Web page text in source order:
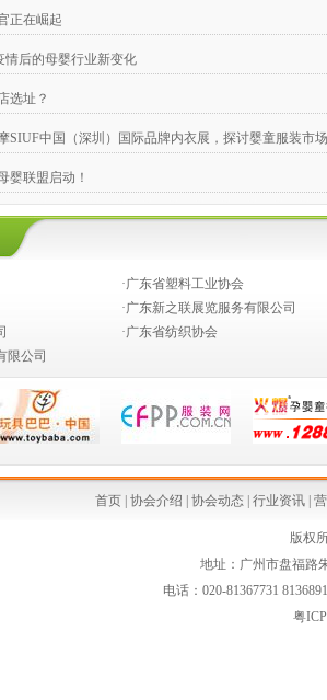
正在崛起
情后的母婴行业新变化
选址？
SIUF中国（深圳）国际品牌内衣展，探讨婴童服装市
婴联盟启动！
起
难缠的客户？
渠道资源
行业发展中的创新变革
兰可瑞康婴儿配方乳粉最新消费警示
·广东省塑料工业协会
·广东新之联展览服务有限公司
·广东省纺织协会
限公司
首页 协会介绍 协会动态 行业资讯
版权
地址：广州市盘福路
电话：020-81367731
粤